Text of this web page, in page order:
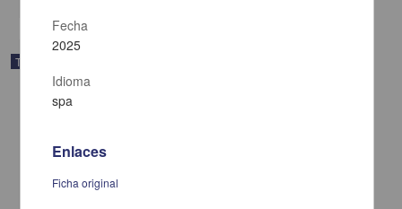
Trabajo de grado
Fecha
2025
Idioma
spa
Enlaces
Ficha original